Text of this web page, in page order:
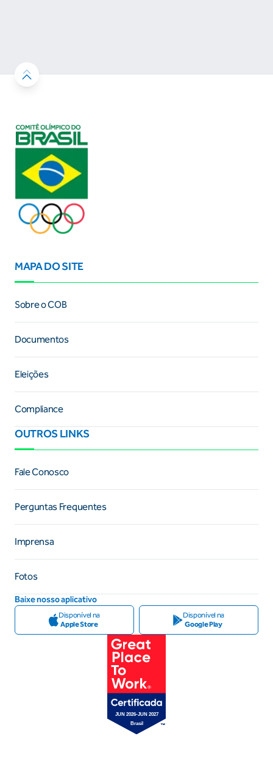
MAPA DO SITE
Sobre o COB
Documentos
Eleições
Compliance
OUTROS LINKS
Fale Conosco
Perguntas Frequentes
Imprensa
Fotos
Baixe nosso aplicativo
Disponível na
Apple Store
Disponível na
Google Play